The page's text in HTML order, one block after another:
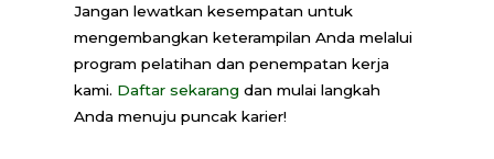
Jangan lewatkan kesempatan untuk
mengembangkan keterampilan Anda melalui
program pelatihan dan penempatan kerja
kami. Daftar sekarang dan mulai langkah
Anda menuju puncak karier!